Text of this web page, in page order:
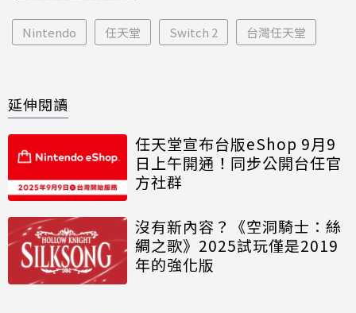
Nintendo 任天堂 Switch 2 台灣任天堂
延伸閱讀
任天堂宣布台版eShop 9月9
日上午開通！同步公開台任官
方社群
沒有新內容？《空洞騎士：絲
綢之歌》2025試玩僅是2019
年的強化版